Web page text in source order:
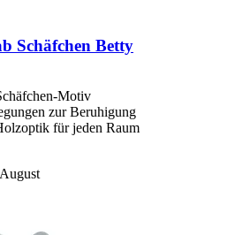
Schäfchen Betty
Motiv
zur Beruhigung
für jeden Raum